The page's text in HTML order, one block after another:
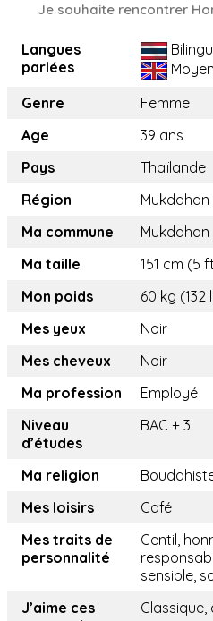
Je souhaite rencontrer
Langues
parlées
Moyen
Genre
Femme
Age
39 ans
Pays
Thaïlande
Région
Mukdahan
Ma commune
Mukdahan
Ma taille
151 cm (5
Mon poids
60 kg (132
Mes yeux
Noir
Mes cheveux
Noir
Ma profession
Employé
Niveau
d’études
BAC + 3
Ma religion
Mes loisirs
Café
Mes traits de
personnalité
Gentil,
sensible,
J’aime ces